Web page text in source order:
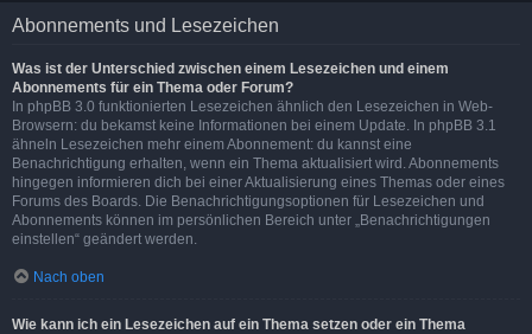
Abonnements und Lesezeichen
Was ist der Unterschied zwischen einem Lesezeichen und einem
Abonnements für ein Thema oder Forum?
In phpBB 3.0 funktionierten Lesezeichen ähnlich den Lesezeichen in Web-
Browsern: du bekamst keine Informationen bei einem Update. In phpBB 3.1
ähneln Lesezeichen mehr einem Abonnement: du kannst eine
Benachrichtigung erhalten, wenn ein Thema aktualisiert wird. Abonnements
hingegen informieren dich bei einer Aktualisierung eines Themas oder eines
Forums des Boards. Die Benachrichtigungsoptionen für Lesezeichen und
Abonnements können im persönlichen Bereich unter „Benachrichtigungen
einstellen“ geändert werden.
Nach oben
Wie kann ich ein Lesezeichen auf ein Thema setzen oder ein Thema